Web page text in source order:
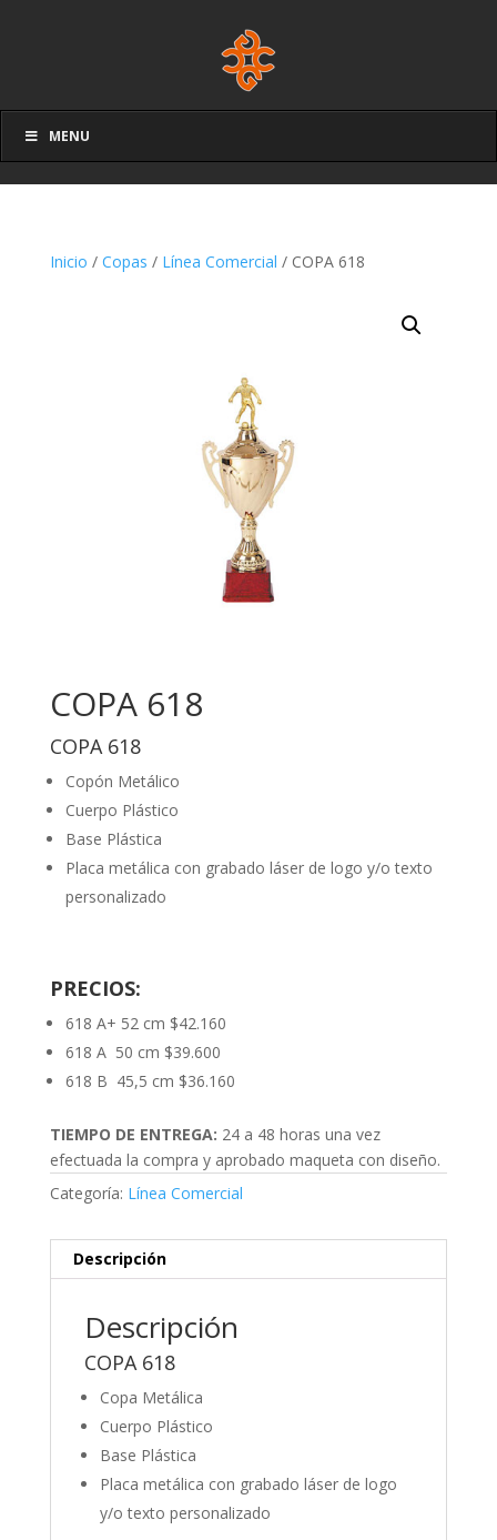
MENU
Inicio / Copas / Línea Comercial / COPA 618
COPA 618
COPA 618
Copón Metálico
Cuerpo Plástico
Base Plástica
Placa metálica con grabado láser de logo y/o texto
personalizado
PRECIOS:
618 A+ 52 cm $42.160
618 A 50 cm $39.600
618 B 45,5 cm $36.160
TIEMPO DE ENTREGA: 24 a 48 horas una vez
efectuada la compra y aprobado maqueta con diseño.
Categoría: Línea Comercial
Descripción
Descripción
COPA 618
Copa Metálica
Cuerpo Plástico
Base Plástica
Placa metálica con grabado láser de logo
y/o texto personalizado